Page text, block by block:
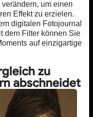
um einen
Effekt zu erzielen.
digitalen Fotojournal
dem Filter können Sie
auf einzigartige
zu
abschneidet